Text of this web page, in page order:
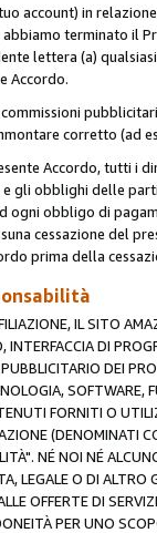
account) in
abbiamo terminato il
lettera (a)
Accordo.
corretto (ad
Accordo, tutti i
gli obblighi delle
ogni obbligo di
cessazione del
prima della
IL SITO
INTERFACCIA DI
DEI
SOFTWARE,
FORNITI O
(DENOMINATI
NÉ NOI NÉ
LEGALE O DI
OFFERTE DI
PER UNO